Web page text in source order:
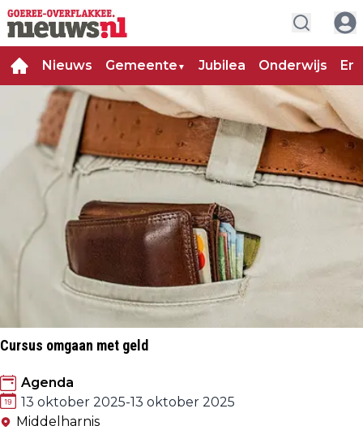
Nieuws Gemeente ▼ Jubilea Onderwijs
Cursus omgaan met geld
Agenda
13 oktober 2025-13 oktober 2025
Middelharnis